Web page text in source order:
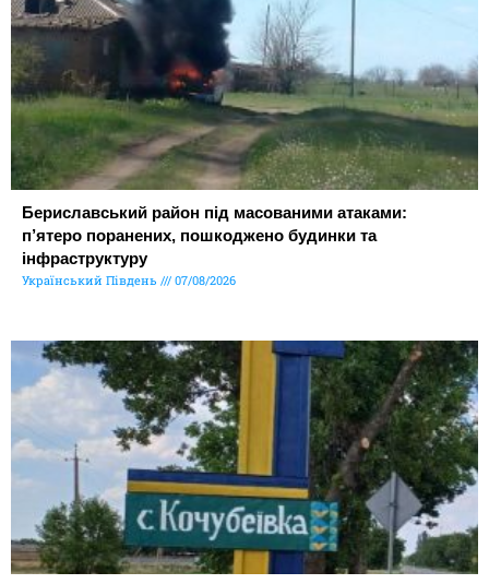
Бериславський район під масованими атаками:
п’ятеро поранених, пошкоджено будинки та
інфраструктуру
Український Південь 07/08/2026